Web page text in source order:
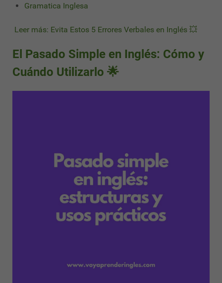
Gramatica Inglesa
Leer más: Evita Estos 5 Errores Verbales en Inglés 💥
El Pasado Simple en Inglés: Cómo y
Cuándo Utilizarlo 🌟